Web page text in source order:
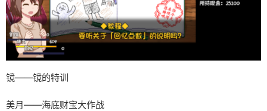
镜——镜的特训
美月——海底财宝大作战